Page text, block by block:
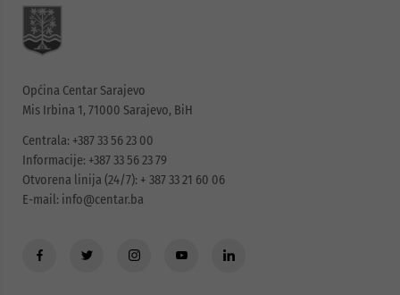
Općina Centar Sarajevo
Mis Irbina 1, 71000 Sarajevo, BiH
Centrala: +387 33 56 23 00
Informacije: +387 33 56 23 79
Otvorena linija (24/7): + 387 33 21 60 06
E-mail: info@centar.ba